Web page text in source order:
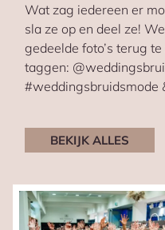
Wat zag iedereen er
sla ze op en deel ze!
gedeelde foto’s terug
taggen:
#weddingsbruidsmode
BEKIJK ALLES